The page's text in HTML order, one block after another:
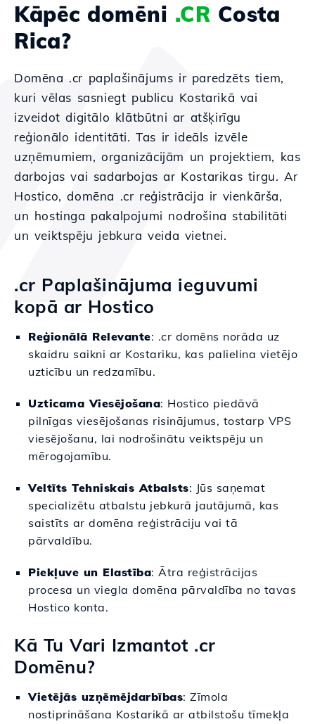
Kāpēc domēni .CR Costa
Rica?
Domēna .cr paplašinājums ir paredzēts tiem,
kuri vēlas sasniegt publicu Kostarikā vai
izveidot digitālo klātbūtni ar atšķirīgu
reģionālo identitāti. Tas ir ideāls izvēle
uzņēmumiem, organizācijām un projektiem, kas
darbojas vai sadarbojas ar Kostarikas tirgu. Ar
Hostico, domēna .cr reģistrācija ir vienkārša,
un hostinga pakalpojumi nodrošina stabilitāti
un veiktspēju jebkura veida vietnei.
.cr Paplašinājuma ieguvumi
kopā ar Hostico
Reģionālā Relevante: .cr domēns norāda uz
skaidru saikni ar Kostariku, kas palielina vietējo
uzticību un redzamību.
Uzticama Viesējošana: Hostico piedāvā
pilnīgas viesējošanas risinājumus, tostarp VPS
viesējošanu, lai nodrošinātu veiktspēju un
mērogojamību.
Veltīts Tehniskais Atbalsts: Jūs saņemat
specializētu atbalstu jebkurā jautājumā, kas
saistīts ar domēna reģistrāciju vai tā
pārvaldību.
Piekļuve un Elastība: Ātra reģistrācijas
procesa un viegla domēna pārvaldība no tavas
Hostico konta.
Kā Tu Vari Izmantot .cr
Domēnu?
Vietējās uzņēmējdarbības: Zīmola
nostiprināšana Kostarikā ar atbilstošu tīmekļa